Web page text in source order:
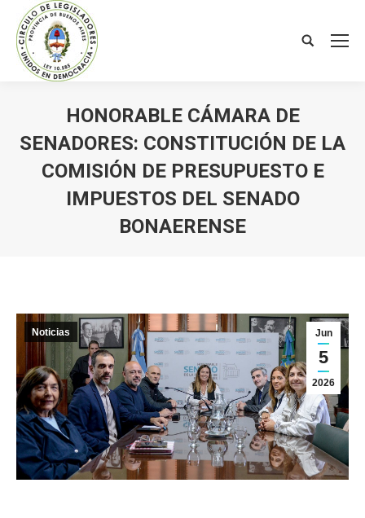
Search:
HONORABLE CÁMARA DE
SENADORES: CONSTITUCIÓN DE LA
COMISIÓN DE PRESUPUESTO E
IMPUESTOS DEL SENADO
BONAERENSE
Jun
5
2026
Noticias